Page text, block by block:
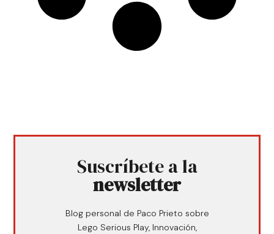
Suscríbete a la
newsletter
Blog personal de Paco Prieto sobre
Lego Serious Play, Innovación,